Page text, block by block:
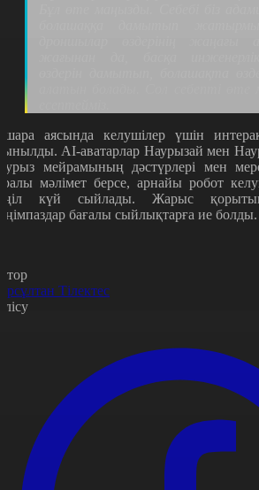
шара аясында келушілер үшін
AI-аватарлар Наурызай мен
мейрамының дәстүрлері мен
мәлімет берсе, арнайы робот
күй сыйлады. Жарыс
бағалы сыйлықтарға ие болды.
Тілектес